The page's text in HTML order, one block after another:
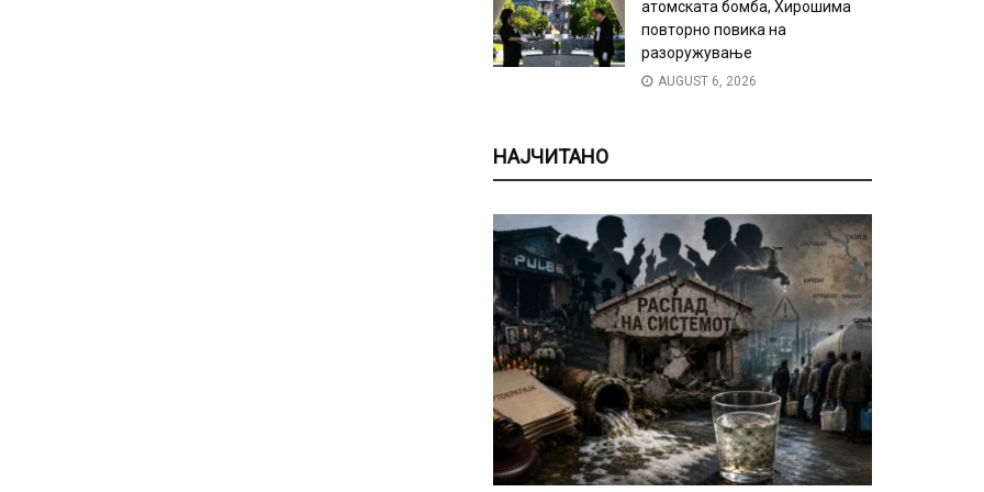
атомската бомба, Хирошима
повторно повика на
разоружување
AUGUST 6, 2026
НАЈЧИТАНО